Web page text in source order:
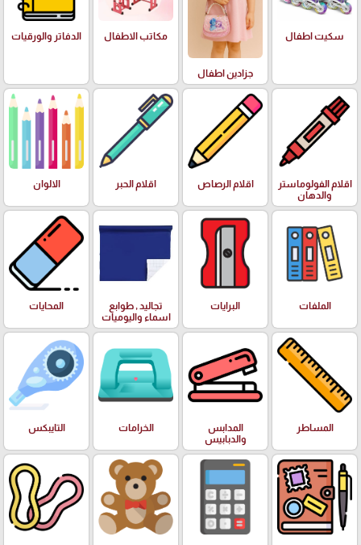
سكيت اطفال
جزادين اطفال
مكاتب الاطفال الدفاتر والورقيات
اقلام الفولوماستر
والدهان
اقلام الرصاص اقلام الحبر الالوان
الملفات البرايات
تجاليد , طوابع
اسماء واليوميات
المحايات
المساطر
المدابس
والدبابيس
الخرامات التايبكس